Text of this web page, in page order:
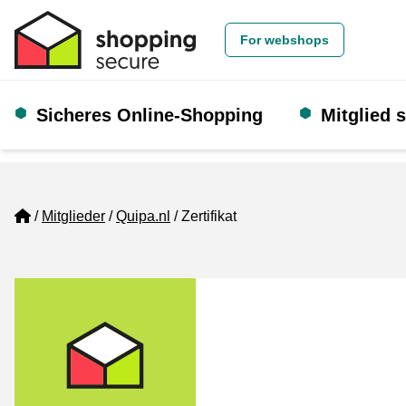
For webshops
Sicheres Online-Shopping Mitglied
Home
Mitglieder Quipa.nl Zertifikat